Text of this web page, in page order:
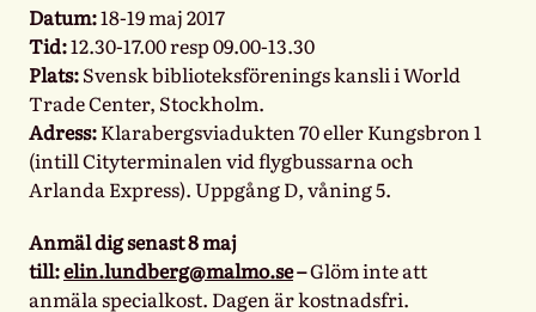
Datum:18-19 maj 2017
Tid:12.30-17.00 resp 09.00-13.30
Plats:Svensk biblioteksförenings kansli i World
Trade Center, Stockholm.
Adress:Klarabergsviadukten 70 eller Kungsbron 1
(intill Cityterminalen vid flygbussarna och
Arlanda Express). Uppgång D, våning 5.
Anmäl dig senast 8 maj
till:elin.lundberg@malmo.se–Glöm inte att
anmäla specialkost. Dagen är kostnadsfri.